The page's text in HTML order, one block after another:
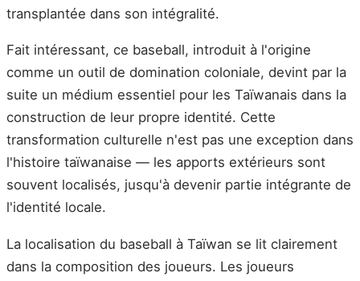
transplantée dans son intégralité.
Fait intéressant, ce baseball, introduit à l'origine
comme un outil de domination coloniale, devint par la
suite un médium essentiel pour les Taïwanais dans la
construction de leur propre identité. Cette
transformation culturelle n'est pas une exception dans
l'histoire taïwanaise — les apports extérieurs sont
souvent localisés, jusqu'à devenir partie intégrante de
l'identité locale.
La localisation du baseball à Taïwan se lit clairement
dans la composition des joueurs. Les joueurs